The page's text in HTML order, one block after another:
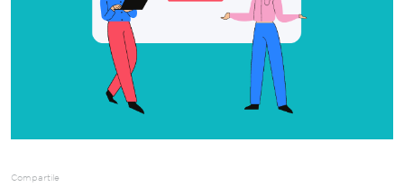
Compartile